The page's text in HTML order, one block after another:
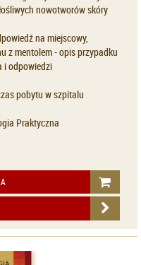
nowotworów skóry
na miejscowy,
z mentolem - opis przypadku
i odpowiedzi
pobytu w szpitalu
Praktyczna